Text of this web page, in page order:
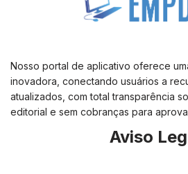
Nosso portal de aplicativo oferece
inovadora, conectando usuários a
atualizados, com total transparência
editorial e sem cobranças para
Aviso